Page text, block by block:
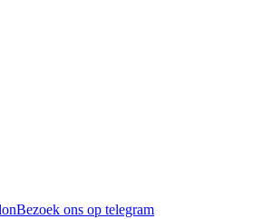
Bezoek ons op telegram